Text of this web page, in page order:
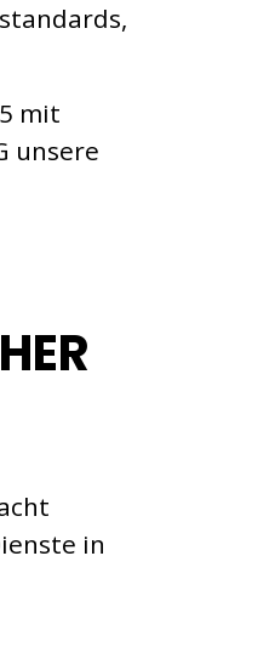
mit
unsere
in